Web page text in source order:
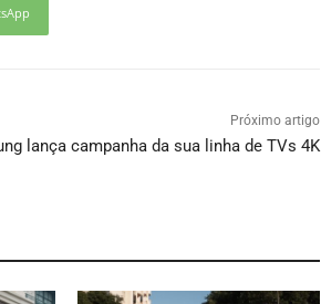
Próximo artigo
lança campanha da sua linha de TVs 4K